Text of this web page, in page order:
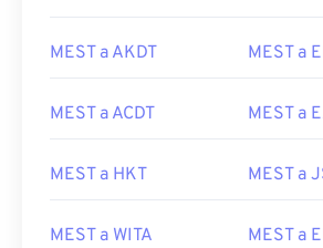
MEST a AKDT MEST a
MEST a ACDT MEST a
MEST a HKT MEST a
MEST a WITA MEST a